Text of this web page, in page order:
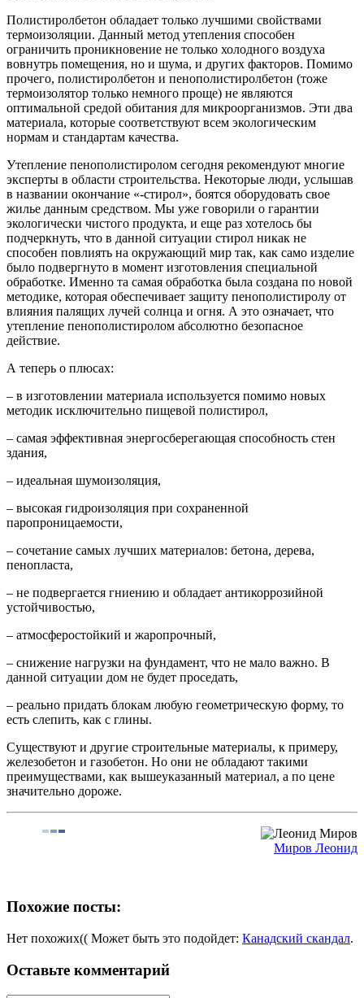
Полистиролбетон обладает только лучшими свойствами
термоизоляции. Данный метод утепления способен
ограничить проникновение не только холодного воздуха
вовнутрь помещения, но и шума, и других факторов. Помимо
прочего, полистиролбетон и пенополистиролбетон (тоже
термоизолятор только немного проще) не являются
оптимальной средой обитания для микроорганизмов. Эти два
материала, которые соответствуют всем экологическим
нормам и стандартам качества.
Утепление пенополистиролом сегодня рекомендуют многие
эксперты в области строительства. Некоторые люди, услышав
в названии окончание «-стирол», боятся оборудовать свое
жилье данным средством. Мы уже говорили о гарантии
экологически чистого продукта, и еще раз хотелось бы
подчеркнуть, что в данной ситуации стирол никак не
способен повлиять на окружающий мир так, как само изделие
было подвергнуто в момент изготовления специальной
обработке. Именно та самая обработка была создана по новой
методике, которая обеспечивает защиту пенополистиролу от
влияния палящих лучей солнца и огня. А это означает, что
утепление пенополистиролом абсолютно безопасное
действие.
А теперь о плюсах:
– в изготовлении материала используется помимо новых
методик исключительно пищевой полистирол,
– самая эффективная энергосберегающая способность стен
здания,
– идеальная шумоизоляция,
– высокая гидроизоляция при сохраненной
паропроницаемости,
– сочетание самых лучших материалов: бетона, дерева,
пенопласта,
– не подвергается гниению и обладает антикоррозийной
устойчивостью,
– атмосферостойкий и жаропрочный,
– снижение нагрузки на фундамент, что не мало важно. В
данной ситуации дом не будет проседать,
– реально придать блокам любую геометрическую форму, то
есть слепить, как с глины.
Существуют и другие строительные материалы, к примеру,
железобетон и газобетон. Но они не обладают такими
преимуществами, как вышеуказанный материал, а по цене
значительно дороже.
Миров Леонид
Похожие посты:
Нет похожих(( Может быть это подойдет: Канадский скандал.
Оставьте комментарий